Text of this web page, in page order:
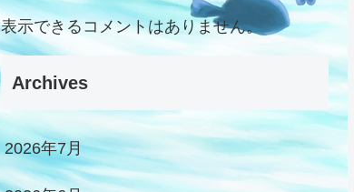
表示できるコメントはありません。
Archives
2026年7月